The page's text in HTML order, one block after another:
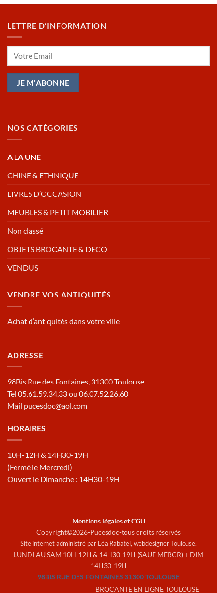
LETTRE D’INFORMATION
NOS CATÉGORIES
A LA UNE
CHINE & ETHNIQUE
LIVRES D’OCCASION
MEUBLES & PETIT MOBILIER
Non classé
OBJETS BROCANTE & DECO
VENDUS
VENDRE VOS ANTIQUITÉS
Achat d’antiquités dans votre ville
ADRESSE
98Bis Rue des Fontaines, 31300 Toulouse
Tel 05.61.59.34.33 ou 06.07.52.26.60
Mail pucesdoc@aol.com
HORAIRES
10H-12H & 14H30-19H
(Fermé le Mercredi)
Ouvert le Dimanche : 14H30-19H
Mentions légales et CGU
Copyright©2026-Pucesdoc-tous droits réservés
Site internet administré par Léa Rabatel, webdesigner Toulouse.
LUNDI AU SAM 10H-12H & 14H30-19H (SAUF MERCR) + DIM
14H30-19H
98BIS RUE DES FONTAINES 31300 TOULOUSE
BROCANTE EN LIGNE TOULOUSE